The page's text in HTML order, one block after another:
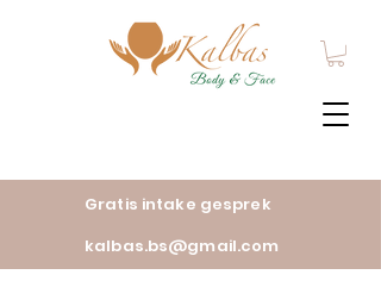
Gratis intake gesprek
kalbas.bs@gmail.com